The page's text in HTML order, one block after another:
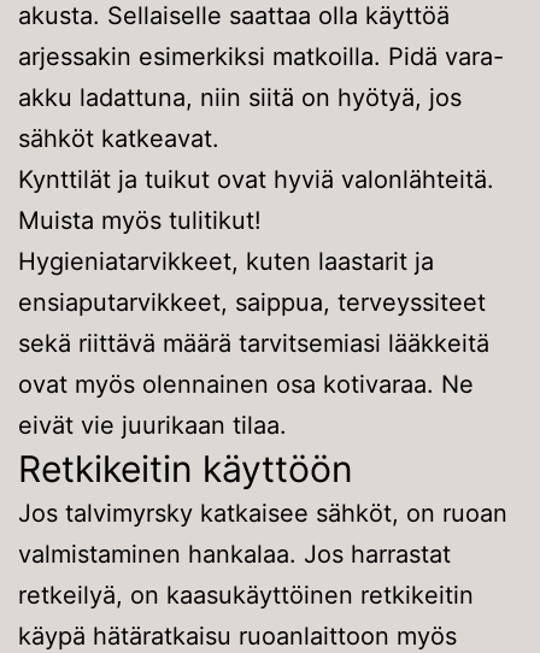
akusta. Sellaiselle saattaa olla käyttöä
arjessakin esimerkiksi matkoilla. Pidä vara-
akku ladattuna, niin siitä on hyötyä, jos
sähköt katkeavat.
Kynttilät ja tuikut ovat hyviä valonlähteitä.
Muista myös tulitikut!
Hygieniatarvikkeet, kuten laastarit ja
ensiaputarvikkeet, saippua, terveyssiteet
sekä riittävä määrä tarvitsemiasi lääkkeitä
ovat myös olennainen osa kotivaraa. Ne
eivät vie juurikaan tilaa.
Retkikeitin käyttöön
Jos talvimyrsky katkaisee sähköt, on ruoan
valmistaminen hankalaa. Jos harrastat
retkeilyä, on kaasukäyttöinen retkikeitin
käypä hätäratkaisu ruoanlaittoon myös